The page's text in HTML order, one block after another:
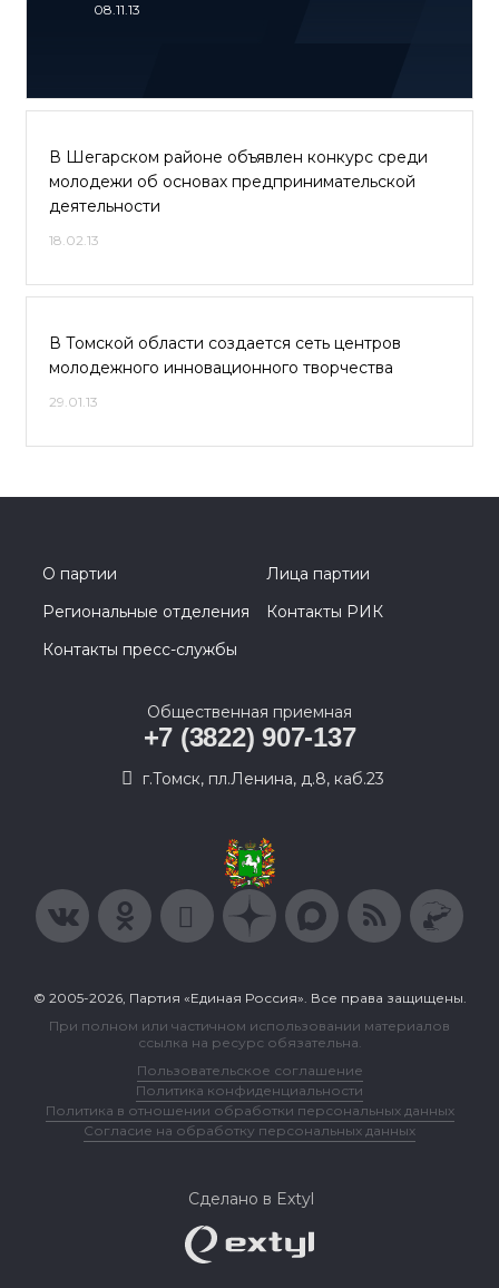
08.11.13
В Шегарском районе объявлен конкурс среди
молодежи об основах предпринимательской
деятельности
18.02.13
В Томской области создается сеть центров
молодежного инновационного творчества
29.01.13
О партии
Лица партии
Региональные отделения
Контакты РИК
Контакты пресс-службы
Общественная приемная
+7 (3822) 907-137
г.Томск, пл.Ленина, д.8, каб.23
© 2005-2026, Партия «Единая Россия». Все права защищены.
При полном или частичном использовании материалов
ссылка на ресурс обязательна.
Пользовательское соглашение
Политика конфиденциальности
Политика в отношении обработки персональных данных
Согласие на обработку персональных данных
Сделано в Extyl